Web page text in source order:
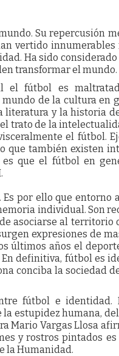
Su repercusión
vertido innumerables
Ha sido
transformar el mundo.
el fútbol es
de la cultura en
literatura y la historia
trato de la
el fútbol.
que también existen
que el fútbol en
por ello que entorno
individual. Son
asociarse al territorio
expresiones de
últimos años el
definitiva, fútbol es
conciba la sociedad
fútbol e identidad.
estupidez humana,
Mario Vargas Llosa
y rostros pintados es
la Humanidad.